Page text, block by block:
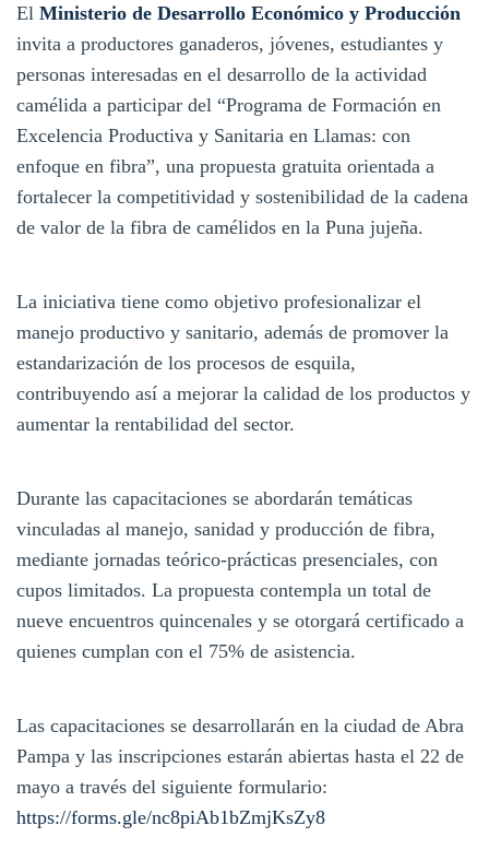
El Ministerio de Desarrollo Económico y Producción
invita a productores ganaderos, jóvenes, estudiantes y
personas interesadas en el desarrollo de la actividad
camélida a participar del “Programa de Formación en
Excelencia Productiva y Sanitaria en Llamas: con
enfoque en fibra”, una propuesta gratuita orientada a
fortalecer la competitividad y sostenibilidad de la cadena
de valor de la fibra de camélidos en la Puna jujeña.
La iniciativa tiene como objetivo profesionalizar el
manejo productivo y sanitario, además de promover la
estandarización de los procesos de esquila,
contribuyendo así a mejorar la calidad de los productos y
aumentar la rentabilidad del sector.
Durante las capacitaciones se abordarán temáticas
vinculadas al manejo, sanidad y producción de fibra,
mediante jornadas teórico-prácticas presenciales, con
cupos limitados. La propuesta contempla un total de
nueve encuentros quincenales y se otorgará certificado a
quienes cumplan con el 75% de asistencia.
Las capacitaciones se desarrollarán en la ciudad de Abra
Pampa y las inscripciones estarán abiertas hasta el 22 de
mayo a través del siguiente formulario:
https://forms.gle/nc8piAb1bZmjKsZy8